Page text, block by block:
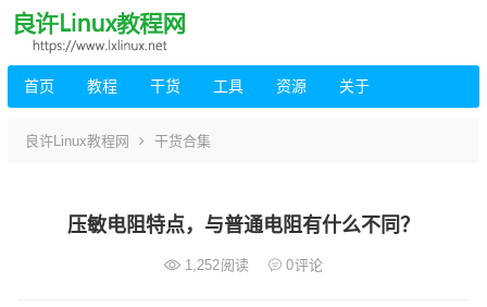
首页 教程 干货 工具 资源 关于
良许Linux教程网 干货合集
压敏电阻特点，与普通电阻有什么不同？
1,252阅读 0评论